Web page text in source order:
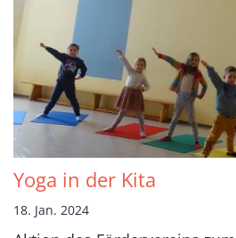
Yoga in der Kita
18. Jan. 2024